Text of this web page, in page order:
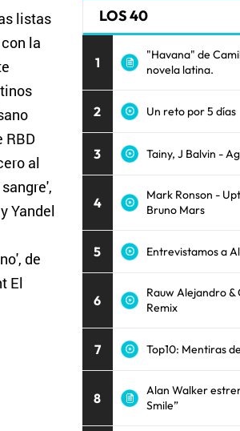
listas
la
RBD
al
Yandel
de
El
LOS 40
1
"Havana" de
novela latina.
2 Un reto por 5 días
3 Tainy, J Balvin -
4
Mark Ronson -
Bruno Mars
5 Entrevistamos a
6
Rauw Alejandro &
Remix
7 Top10: Mentiras
8
Alan Walker
Smile”